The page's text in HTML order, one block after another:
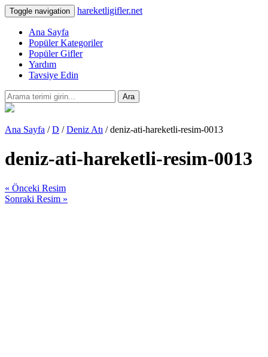
Toggle navigation hareketligifler.net
Ana Sayfa
Popüler Kategoriler
Popüler Gifler
Yardım
Tavsiye Edin
Ara
Ana Sayfa /D /Deniz Atı / deniz-ati-hareketli-resim-0013
deniz-ati-hareketli-resim-0013
« Önceki Resim
Sonraki Resim »